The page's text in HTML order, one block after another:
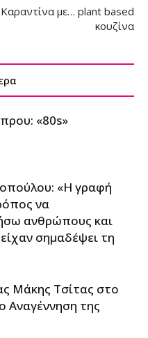
Καραντίνα με… plant based
κουζίνα
«80s»
«Η γραφή
να
ανθρώπους και
σημαδέψει τη
Μάκης Τσίτας στο
Αναγέννηση της